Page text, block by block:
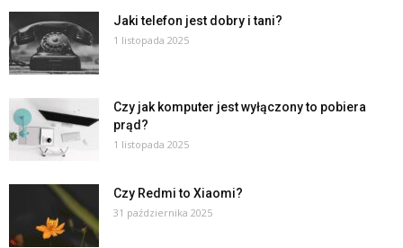
Jaki telefon jest dobry i tani?
1 listopada 2025
Czy jak komputer jest wyłączony to pobiera
prąd?
1 listopada 2025
Czy Redmi to Xiaomi?
31 października 2025